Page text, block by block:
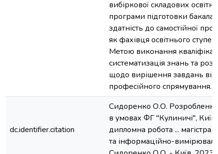
вибіркової складових
програми підготовки
здатність до самостійної
як фахівця освітнього
Метою виконання
систематизація знань та
щодо вирішення завдань
професійного спрямування.
dc.identifier.citation
Сидоренко О.О.
в умовах ФГ "Кулиничі",
дипломна робота ... магістра
та інформаційно-